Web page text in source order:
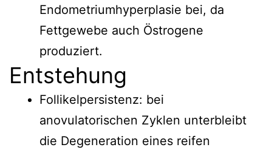
Endometriumhyperplasie bei, da
Fettgewebe auch Östrogene
produziert.
Entstehung
Follikelpersistenz: bei
anovulatorischen Zyklen unterbleibt
die Degeneration eines reifen